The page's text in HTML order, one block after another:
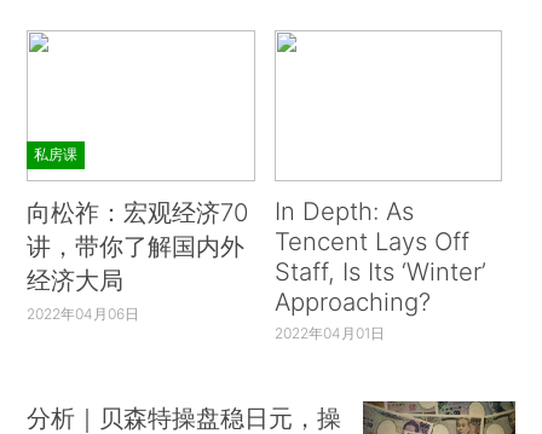
私房课
向松祚：宏观经济70
讲，带你了解国内外
经济大局
2022年04月06日
In Depth: As
Tencent Lays Off
Staff, Is Its ‘Winter’
Approaching?
2022年04月01日
分析｜贝森特操盘稳日元，操